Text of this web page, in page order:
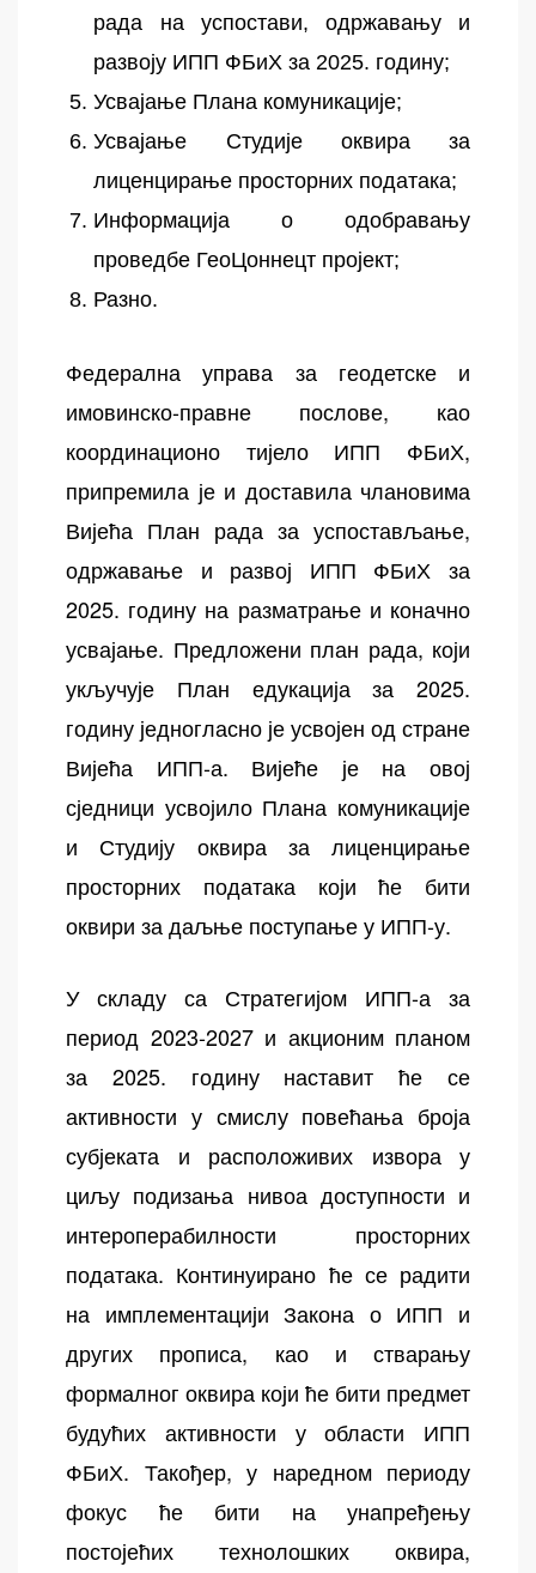
рада на успостави, одржавању и
развоју ИПП ФБиХ за 2025. годину;
Усвајање Плана комуникације;
Усвајање Студије оквира за
лиценцирање просторних података;
Информација о одобравању
проведбе ГеоЦоннецт пројект;
Разно.
Федерална управа за геодетске и
имовинско-правне послове, као
координационо тијело ИПП ФБиХ,
припремила је и доставила члановима
Вијећа План рада за успостављање,
одржавање и развој ИПП ФБиХ за
2025. годину на разматрање и коначно
усвајање. Предложени план рада, који
укључује План едукација за 2025.
годину једногласно је усвојен од стране
Вијећа ИПП-а. Вијеће је на овој
сједници усвојило Плана комуникације
и Студију оквира за лиценцирање
просторних података који ће бити
оквири за даљње поступање у ИПП-у.
У складу са Стратегијом ИПП-а за
период 2023-2027 и акционим планом
за 2025. годину наставит ће се
активности у смислу повећања броја
субјеката и расположивих извора у
циљу подизања нивоа доступности и
интероперабилности просторних
података. Континуирано ће се радити
на имплементацији Закона о ИПП и
других прописа, као и стварању
формалног оквира који ће бити предмет
будућих активности у области ИПП
ФБиХ. Такођер, у наредном периоду
фокус ће бити на унапређењу
постојећих технолошких оквира,